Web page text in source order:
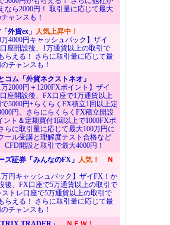
なら2000円！ 取引量に応じて最大
ャンスも！
外貨ex」 人気上昇中！
万4000円キャッシュバック】ザイ
座開設後、1万通貨以上の取引で
らえる！ さらに取引量に応じて最
チャンスも！
コム「外貨ネクストネオ」
万2000円＋1200FXポイント】ザイ
座開設後、FX口座で1万通貨以上
5000円+らくらくFX積立1回以上定
円。さらにらくらくFX積立開設
ント＆定期買付1回以上で1000FXポ
らに取引量に応じて最大100万円に
ール受講と理解度テスト合格など
CFD開設と取引で最大4000円！
ズ証券「みんなのFX」 人気！
Ｎ
万円キャッシュバック】ザイFX！か
後、FX口座で5万通貨以上の取引で
ストレ口座で5万通貨以上の取引で
らえる！ さらに取引量に応じて最
チャンスも！